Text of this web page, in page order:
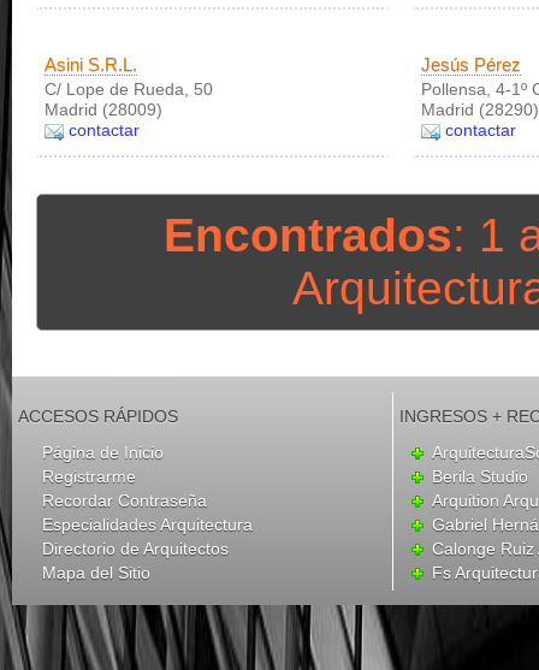
Asini S.R.L.
C/ Lope de Rueda, 50
Madrid (28009)
contactar
Jesús Pérez
Pollensa, 4-1º
Madrid (28290)
contactar
Encontrados: 1
ACCESOS RÁPIDOS
Página de Inicio
Registrarme
Recordar Contraseña
Especialidades Arquitectura
Directorio de Arquitectos
Mapa del Sitio
INGRESOS +
Berila Studio
Arquition
Gabriel
Calonge Ruiz
Fs